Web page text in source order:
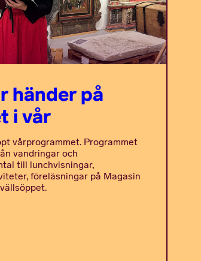
händer på
i vår
vårprogrammet. Programmet
vandringar och
till lunchvisningar,
föreläsningar på Magasin